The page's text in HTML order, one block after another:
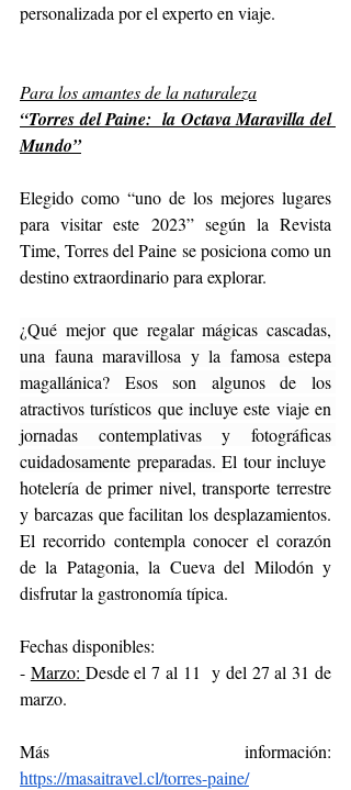
personalizada por el experto en viaje.
Para los amantes de la naturaleza
“Torres del Paine:  la Octava Maravilla del
Mundo”
Elegido como “uno de los mejores lugares
para visitar este 2023” según la Revista
Time, Torres del Paine se posiciona como un
destino extraordinario para explorar.
¿Qué mejor que regalar mágicas cascadas,
una fauna maravillosa y la famosa estepa
magallánica? Esos son algunos de los
atractivos turísticos que incluye este viaje en
jornadas contemplativas y fotográficas
cuidadosamente preparadas. El tour incluye
hotelería de primer nivel, transporte terrestre
y barcazas que facilitan los desplazamientos.
El recorrido contempla conocer el corazón
de la Patagonia, la Cueva del Milodón y
disfrutar la gastronomía típica.
Fechas disponibles:
- Marzo: Desde el 7 al 11  y del 27 al 31 de
marzo.
https://masaitravel.cl/torres-paine/